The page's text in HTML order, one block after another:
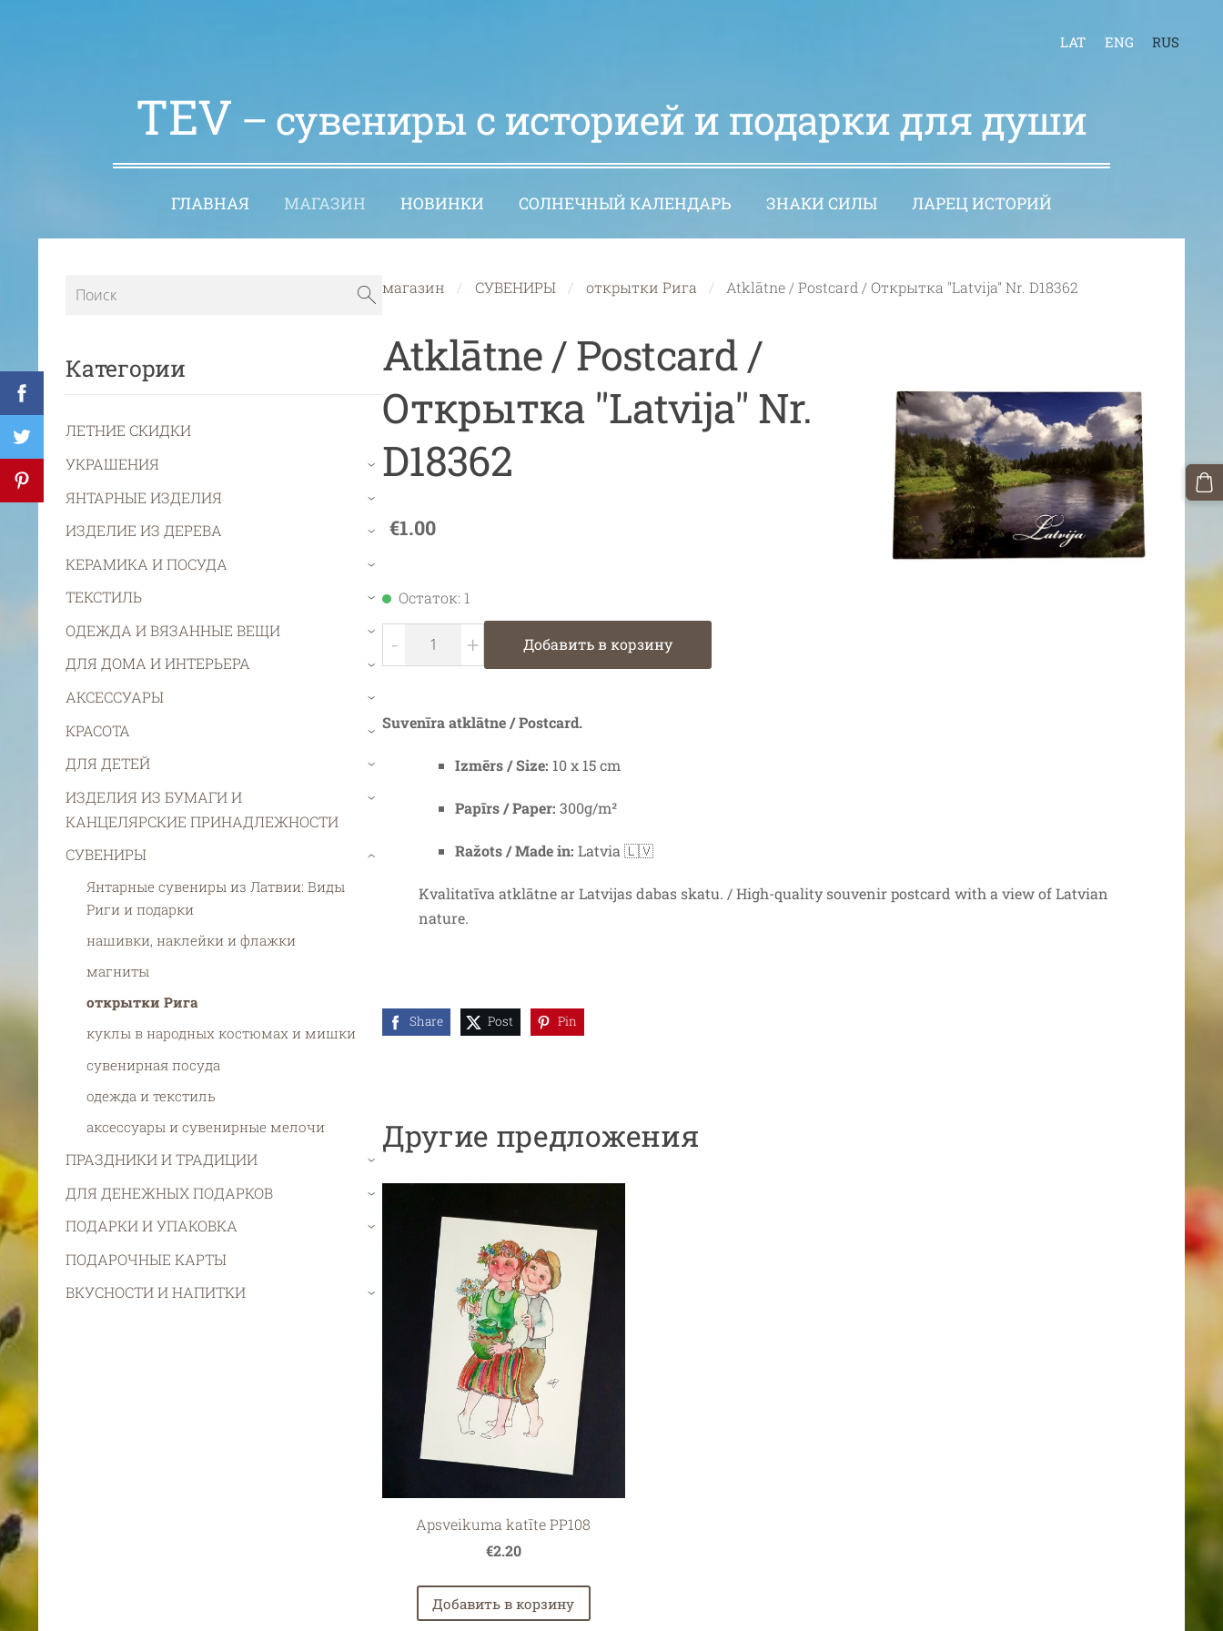
LAT ENG RUS
TEV – сувениры с историей и подарки для души
ГЛАВНАЯ МАГАЗИН НОВИНКИ СОЛНЕЧНЫЙ КАЛЕНДАРЬ ЗНАКИ СИЛЫ ЛАРЕЦ ИСТОРИЙ
Категории
ЛЕТНИЕ СКИДКИ
УКРАШЕНИЯ
›
ЯНТАРНЫЕ ИЗДЕЛИЯ ›
ИЗДЕЛИЕ ИЗ ДЕРЕВА ›
КЕРАМИКА И ПОСУДА ›
ТЕКСТИЛЬ ›
ОДЕЖДА И ВЯЗАННЫЕ ВЕЩИ ›
ДЛЯ ДОМА И ИНТЕРЬЕРА ›
АКСЕССУАРЫ ›
КРАСОТА ›
ДЛЯ ДЕТЕЙ ›
ИЗДЕЛИЯ ИЗ БУМАГИ И
КАНЦЕЛЯРСКИЕ ПРИНАДЛЕЖНОСТИ
›
СУВЕНИРЫ
Янтарные сувениры из Латвии: Виды
Риги и подарки
нашивки, наклейки и флажки
магниты
открытки Рига
куклы в народных костюмах и мишки
сувенирная посуда
одежда и текстиль
aксессуары и сувенирные мелочи
›
ПРАЗДНИКИ И ТРАДИЦИИ ›
ДЛЯ ДЕНЕЖНЫХ ПОДАРКОВ ›
ПОДАРКИ И УПАКОВКА ›
ПОДАРОЧНЫЕ КАРТЫ
ВКУСНОСТИ И НАПИТКИ
›
магазин СУВЕНИРЫ открытки Рига Atklātne / Postcard / Открытка "Latvija" Nr. D18362
Atklātne / Postcard /
Открытка "Latvija" Nr.
D18362
€1.00
Остаток: 1
- + Добавить в корзину
Suvenīra atklātne / Postcard.
Izmērs / Size: 10 x 15 cm
Papīrs / Paper: 300g/m²
Ražots / Made in: Latvia 🇱🇻
Kvalitatīva atklātne ar Latvijas dabas skatu. / High-quality souvenir postcard with a view of Latvian
nature.
Share Post Pin
Другие предложения
Apsveikuma katīte PP108
€2.20
Добавить в корзину